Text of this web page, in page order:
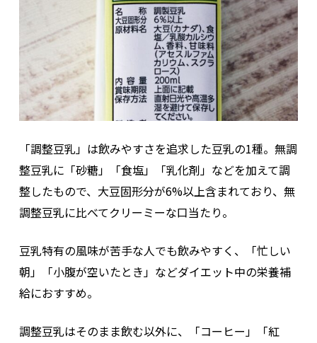
「調整豆乳」は飲みやすさを追求した豆乳の1種。無調
整豆乳に「砂糖」「食塩」「乳化剤」などを加えて調
整したもので、大豆固形分が6%以上含まれており、無
調整豆乳に比べてクリーミーな口当たり。
豆乳特有の風味が苦手な人でも飲みやすく、「忙しい
朝」「小腹が空いたとき」などダイエット中の栄養補
給におすすめ。
調整豆乳はそのまま飲む以外に、「コーヒー」「紅